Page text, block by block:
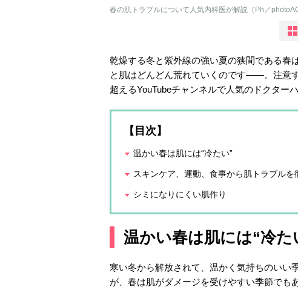
春の肌トラブルについて人気内科医が解説（Ph／photoAC
乾燥する冬と紫外線の強い夏の狭間である春
と肌はどんどん荒れていくのです――。注意
超えるYouTubeチャンネルで人気のドクター
【目次】
温かい春は肌には“冷たい”
スキンケア、運動、食事から肌トラブルを
シミになりにくい肌作り
温かい春は肌には“冷た
寒い冬から解放されて、温かく気持ちのいい
が、春は肌がダメージを受けやすい季節でも